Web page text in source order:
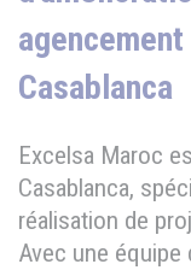
Casablanca
Excelsa Maroc
Casablanca,
réalisation de
Avec une équipe